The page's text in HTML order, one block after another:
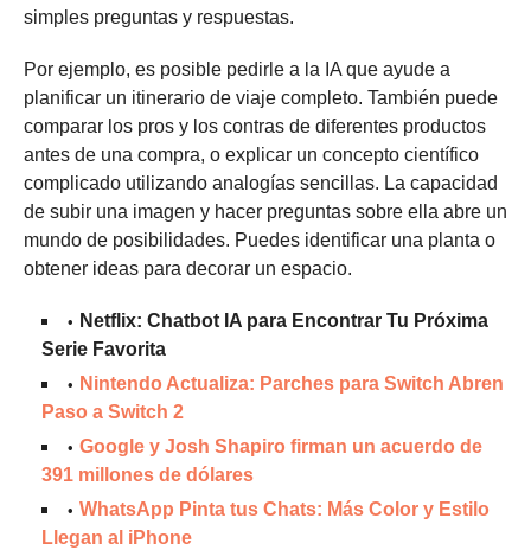
simples preguntas y respuestas.
Por ejemplo, es posible pedirle a la IA que ayude a
planificar un itinerario de viaje completo. También puede
comparar los pros y los contras de diferentes productos
antes de una compra, o explicar un concepto científico
complicado utilizando analogías sencillas. La capacidad
de subir una imagen y hacer preguntas sobre ella abre un
mundo de posibilidades. Puedes identificar una planta o
obtener ideas para decorar un espacio.
Netflix: Chatbot IA para Encontrar Tu Próxima
Serie Favorita
Nintendo Actualiza: Parches para Switch Abren
Paso a Switch 2
Google y Josh Shapiro firman un acuerdo de
391 millones de dólares
WhatsApp Pinta tus Chats: Más Color y Estilo
Llegan al iPhone